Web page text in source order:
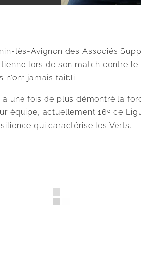
lès-Avignon des Associés
lors de son match contre
jamais faibli.
une fois de plus démontré la
équipe, actuellement 16ᵉ de
qui caractérise les Verts.